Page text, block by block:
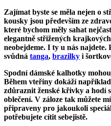
Zajímat byste se měla nejen o
kousky jsou především ze
které bychom měly sahat
elegantně střižených
neobejdeme. I ty u nás najdete.
svůdná tanga, brazilky i
Spodní dámské kalhotky
Během vteřiny dokáží například
zdůraznit ženské křivky a hodí
oblečení. V záloze tak můžete
připraveny pro jakoukoli
potřebujete cítit sebejistě.